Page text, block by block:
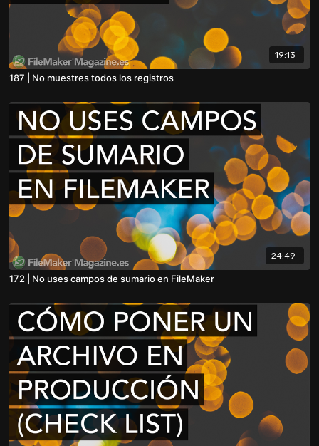
19:13
187 | No muestres todos los registros
24:49
172 | No uses campos de sumario en FileMaker